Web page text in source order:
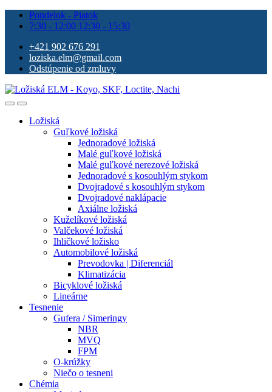
Pondelok - Piatok
7:30 - 12:00 12:30 - 15:30
+421 902 676 291
loziska.elm@gmail.com
Odstúpenie od zmluvy
Ložiská
Guľkové ložiská
Jednoradové ložiská
Malé guľkové ložiská
Malé guľkové nerezové ložiská
Jednoradové s kosouhlým stykom
Dvojradové s kosouhlým stykom
Dvojradové naklápacie
Axiálne ložiská
Kuželíkové ložiská
Valčekové ložiská
Ihličkové ložisko
Automobilové ložiská
Prevodovka | Diferenciál
Klimatizácia
Bicyklové ložiská
Lineárne
Tesnenie
Gufera / Simeringy
NBR
MVQ
FPM
O-krúžky
Niečo o tesneni
Chémia